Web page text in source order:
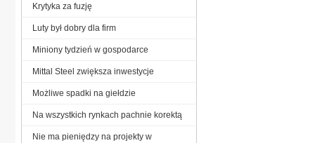
Krytyka za fuzję
Luty był dobry dla firm
Miniony tydzień w gospodarce
Mittal Steel zwiększa inwestycje
Możliwe spadki na giełdzie
Na wszystkich rynkach pachnie korektą
Nie ma pieniędzy na projekty w